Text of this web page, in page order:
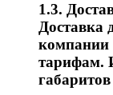
1.3.
Доставка
компании
тарифам.
габаритов